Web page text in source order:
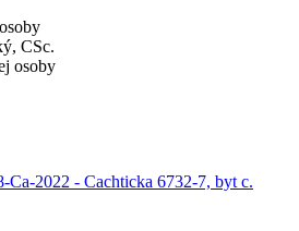
CSc.
osoby
Ca-2022 - Cachticka 6732-7, byt c.